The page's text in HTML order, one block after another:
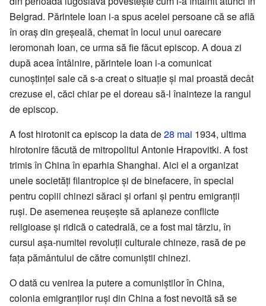
Belgrad. Părintele Ioan i-a spus acelei persoane că se află
în oraș din greșeală, chemat în locul unui oarecare
ieromonah Ioan, ce urma să fie făcut episcop. A doua zi
după acea întâlnire, părintele Ioan i-a comunicat
cunoștinței sale că s-a creat o situație și mai proastă decât
crezuse el, căci chiar pe el doreau să-l înainteze la rangul
de episcop.
A fost hirotonit ca episcop la data de28 mai 1934, ultima
hirotonire făcută de mitropolitul Antonie Hrapovitki. A fost
trimis în China în eparhia Shanghai. Aici el a organizat
unele societăți filantropice și de binefacere, în special
pentru copiii chinezi săraci și orfani și pentru emigranții
ruși. De asemenea reușește să aplaneze conflicte
religioase și ridică o catedrală, ce a fost mai târziu, în
cursul așa-numitei revoluții culturale chineze, rasă de pe
fața pământului de către comuniștii chinezi.
O dată cu venirea la putere a comuniștilor în China,
colonia emigranților ruși din China a fost nevoită să se